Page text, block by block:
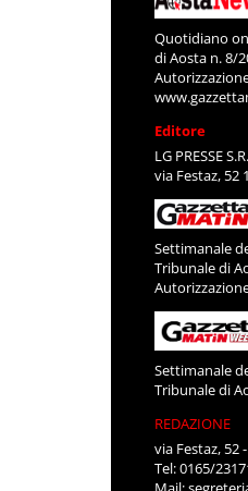
Quotidiano
di Aosta n. 8/
Editore
LG PRESSE
via Festaz, 52
Settimanale
Tribunale di
Settimanale
Tribunale di
REDAZIONE
via Festaz, 52
Tel: 0165/